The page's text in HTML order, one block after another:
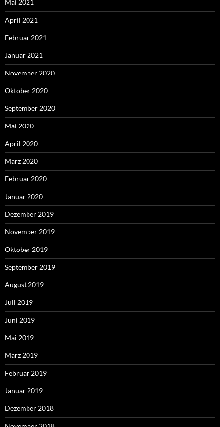
Mai 2021
April 2021
Februar 2021
Januar 2021
November 2020
Oktober 2020
September 2020
Mai 2020
April 2020
März 2020
Februar 2020
Januar 2020
Dezember 2019
November 2019
Oktober 2019
September 2019
August 2019
Juli 2019
Juni 2019
Mai 2019
März 2019
Februar 2019
Januar 2019
Dezember 2018